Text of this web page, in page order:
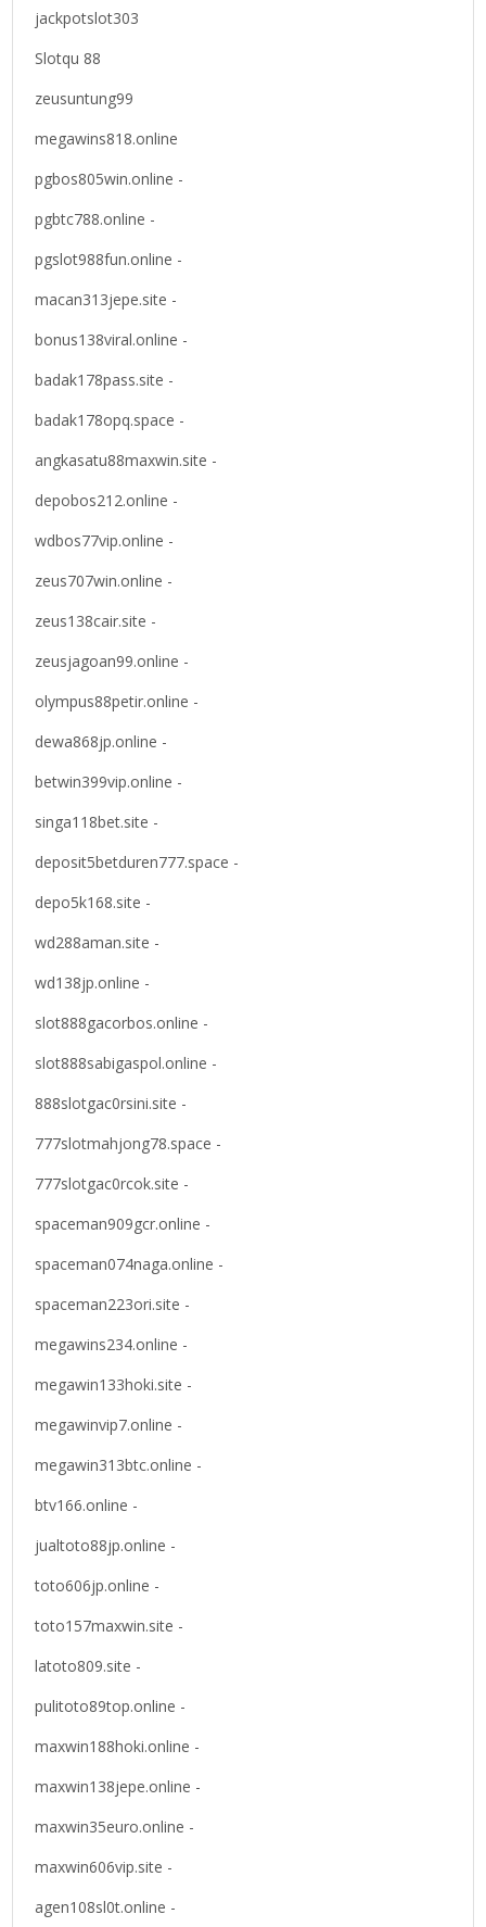
jackpotslot303
Slotqu 88
zeusuntung99
megawins818.online
pgbos805win.online -
pgbtc788.online -
pgslot988fun.online -
macan313jepe.site -
bonus138viral.online -
badak178pass.site -
badak178opq.space -
angkasatu88maxwin.site -
depobos212.online -
wdbos77vip.online -
zeus707win.online -
zeus138cair.site -
zeusjagoan99.online -
olympus88petir.online -
dewa868jp.online -
betwin399vip.online -
singa118bet.site -
deposit5betduren777.space -
depo5k168.site -
wd288aman.site -
wd138jp.online -
slot888gacorbos.online -
slot888sabigaspol.online -
888slotgac0rsini.site -
777slotmahjong78.space -
777slotgac0rcok.site -
spaceman909gcr.online -
spaceman074naga.online -
spaceman223ori.site -
megawins234.online -
megawin133hoki.site -
megawinvip7.online -
megawin313btc.online -
btv166.online -
jualtoto88jp.online -
toto606jp.online -
toto157maxwin.site -
latoto809.site -
pulitoto89top.online -
maxwin188hoki.online -
maxwin138jepe.online -
maxwin35euro.online -
maxwin606vip.site -
agen108sl0t.online -